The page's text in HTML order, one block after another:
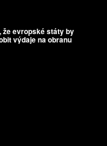
že evropské státy by
výdaje na obranu